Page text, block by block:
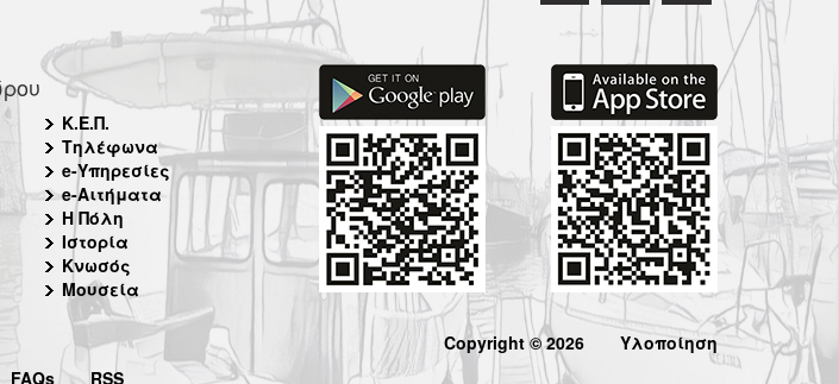
Κ.Ε.Π.
Τηλέφωνα
e-Υπηρεσίες
e-Αιτήματα
Η Πόλη
Ιστορία
Κνωσός
Μουσεία
FAQs RSS
Copyright © 2026 Υλοποίηση